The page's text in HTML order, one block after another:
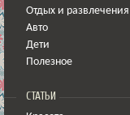
Отдых и развлечения
Авто
Дети
Полезное
СТАТЬИ